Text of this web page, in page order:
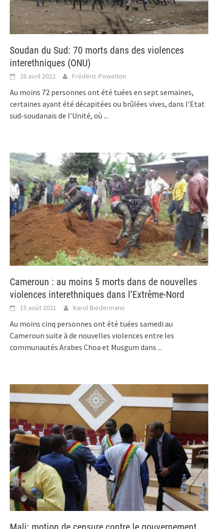
Soudan du Sud: 70 morts dans des violences
interethniques (ONU)
26 avril 2022 Frédéric Powelton
Au moins 72 personnes ont été tuées en sept semaines,
certaines ayant été décapitées ou brûlées vives, dans l’Etat
sud-soudanais de l’Unité, où ...
Cameroun : au moins 5 morts dans de nouvelles
violences interethniques dans l’Extrême-Nord
15 août 2021 Karol Biedermann
Au moins cinq personnes ont été tuées samedi au
Cameroun suite à de nouvelles violences entre les
communautés Arabes Choa et Musgum dans ...